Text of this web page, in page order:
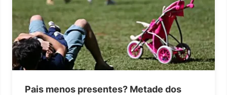
Pais menos presentes? Metade dos